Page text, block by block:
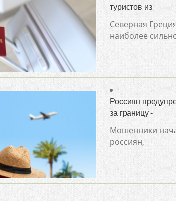
туристов из
Северная
наиболее
Россиян
за границу -
Мошенники
россиян,